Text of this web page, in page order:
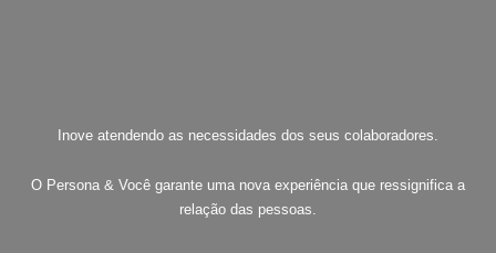
Inove atendendo as necessidades dos seus colaboradores.
O Persona & Você garante uma nova experiência que ressignifica a
relação das pessoas.